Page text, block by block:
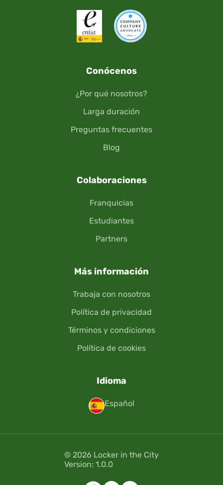
Conócenos
¿Por qué nosotros?
Larga duración
Preguntas frecuentes
Blog
Colaboraciones
Franquicias
Estudiantes
Partners
Más información
Trabaja con nosotros
Política de privacidad
Términos y condiciones
Política de cookies
Idioma
Español
© 2026 Locker in the City
Version: 1.0.0